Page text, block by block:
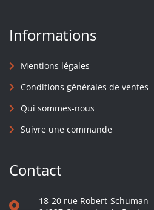
Informations
Mentions légales
Conditions générales de ventes
Qui sommes-nous
Suivre une commande
Contact
18-20 rue Robert-Schuman